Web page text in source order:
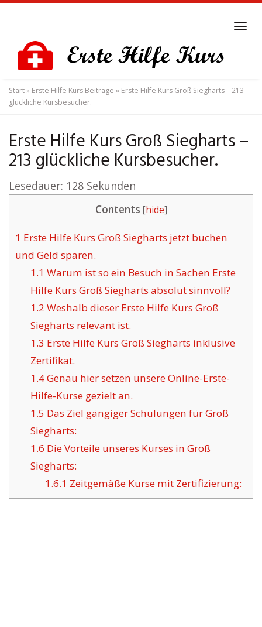
content
Start» Erste Hilfe Kurs Beiträge » Erste Hilfe Kurs Groß Siegharts – 213
glückliche Kursbesucher.
Erste Hilfe Kurs Groß Siegharts –
213 glückliche Kursbesucher.
Lesedauer: 128 Sekunden
Contents [hide]
1 Erste Hilfe Kurs Groß Siegharts jetzt buchen
und Geld sparen.
1.1 Warum ist so ein Besuch in Sachen Erste
Hilfe Kurs Groß Siegharts absolut sinnvoll?
1.2 Weshalb dieser Erste Hilfe Kurs Groß
Siegharts relevant ist.
1.3 Erste Hilfe Kurs Groß Siegharts inklusive
Zertifikat.
1.4Genau hier setzen unsere Online-Erste-
Hilfe-Kurse gezielt an.
1.5 Das Ziel gängiger Schulungen für Groß
Siegharts:
1.6 Die Vorteile unseres Kurses in Groß
Siegharts:
1.6.1 Zeitgemäße Kurse mit Zertifizierung: